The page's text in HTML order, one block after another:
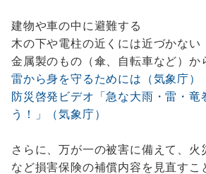
建物や車の中に避難する
木の下や電柱の近くには近づかない
金属製のもの（傘、自転車など）か
雷から身を守るためには（気象庁）
防災啓発ビデオ「急な大雨・雷・竜
う！」（気象庁）
さらに、万が一の被害に備えて、火
など損害保険の補償内容を見直すこ